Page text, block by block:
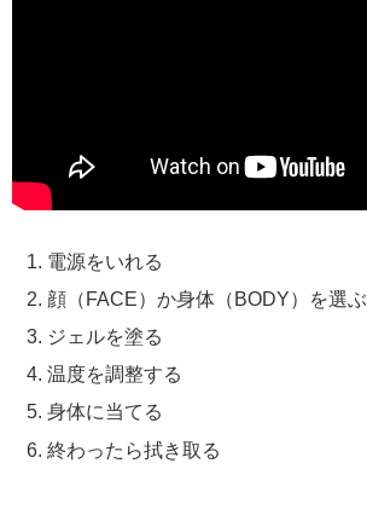
電源をいれる
顔（FACE）か身体（BODY）を選ぶ
ジェルを塗る
温度を調整する
身体に当てる
終わったら拭き取る